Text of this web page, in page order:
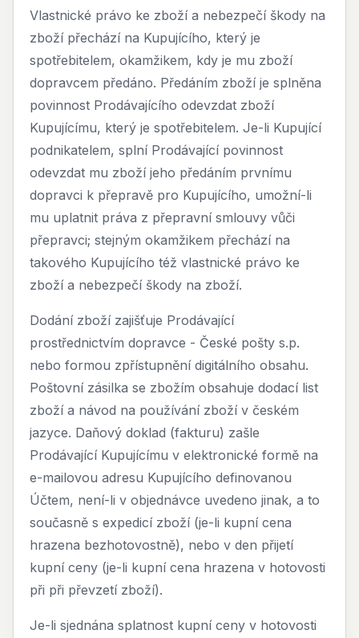
Vlastnické právo ke zboží a nebezpečí škody na
zboží přechází na Kupujícího, který je
spotřebitelem, okamžikem, kdy je mu zboží
dopravcem předáno. Předáním zboží je splněna
povinnost Prodávajícího odevzdat zboží
Kupujícímu, který je spotřebitelem. Je-li Kupující
podnikatelem, splní Prodávající povinnost
odevzdat mu zboží jeho předáním prvnímu
dopravci k přepravě pro Kupujícího, umožní-li
mu uplatnit práva z přepravní smlouvy vůči
přepravci; stejným okamžikem přechází na
takového Kupujícího též vlastnické právo ke
zboží a nebezpečí škody na zboží.
Dodání zboží zajišťuje Prodávající
prostřednictvím dopravce - České pošty s.p.
nebo formou zpřístupnění digitálního obsahu.
Poštovní zásilka se zbožím obsahuje dodací list
zboží a návod na používání zboží v českém
jazyce. Daňový doklad (fakturu) zašle
Prodávající Kupujícímu v elektronické formě na
e-mailovou adresu Kupujícího definovanou
Účtem, není-li v objednávce uvedeno jinak, a to
současně s expedicí zboží (je-li kupní cena
hrazena bezhotovostně), nebo v den přijetí
kupní ceny (je-li kupní cena hrazena v hotovosti
při při převzetí zboží).
Je-li sjednána splatnost kupní ceny v hotovosti